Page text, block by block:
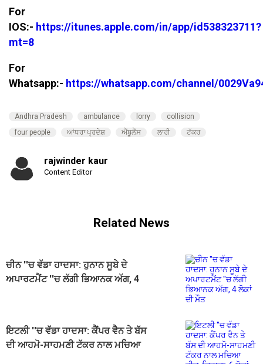
For
IOS:- https://itunes.apple.com/in/app/id538323711?
mt=8
For
Whatsapp:- https://whatsapp.com/channel/
Andhra Pradesh ambulance lorry
collision
four people
ਆਂਧਰਾ ਪ੍ਰਦੇਸ਼ ਐਂਬੂਲੈਂਸ ਲਾਰੀ ਟੱਕਰ
rajwinder kaur
Content Editor
Related News
ਚੀਨ ''ਚ ਵੱਡਾ ਹਾਦਸਾ: ਹੁਨਾਨ ਸੂਬੇ ਦੇ
ਅਪਾਰਟਮੈਂਟ ''ਚ ਲੱਗੀ ਭਿਆਨਕ ਅੱਗ, 4
ਇਟਲੀ ''ਚ ਵੱਡਾ ਹਾਦਸਾ: ਕੈਂਪਰ ਵੈਨ ਤੇ ਬੱਸ
ਦੀ ਆਹਮੋ-ਸਾਹਮਣੀ ਟੱਕਰ ਨਾਲ ਮਚਿਆ